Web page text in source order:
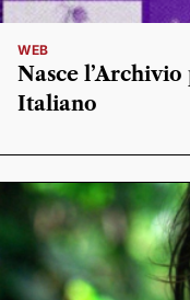
WEB
Nasce
Italiano